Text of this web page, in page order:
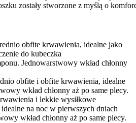
zostały stworzone z myślą o
obfite krwawienia, idealne jako
do kubeczka
Jednowarstwowy wkład chłonny
obfite i obfite krwawienia, idealne
wkład chłonny aż po same plecy.
i lekkie wysiłkowe
na noc w pierwszych dniach
wkład chłonny aż po same plecy.